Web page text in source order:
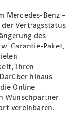
Mercedes-Benz –
Vertragsstatus
des
Garantie-Paket,
Ihren
hinaus
Online
Wunschpartner
vereinbaren.